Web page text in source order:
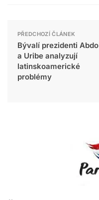
PŘEDCHOZÍ ČLÁNEK
Bývalí prezidenti Abdo
a Uribe analyzují
latinskoamerické
problémy